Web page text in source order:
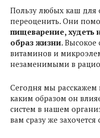
Пользу любых каш для
переоценить. Они
пищеварение, худеть
образ жизни. Высокое
витаминов и
незаменимыми в
Сегодня мы расскажем
каким образом он
систем в нашем
вам сразу же